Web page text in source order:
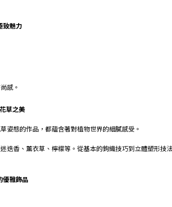
致魅力
感。
草之美
姿態的作品，都蘊含著對植物世界的細膩感受。
香、薰衣草、檸檬等。從基本的鉤織技巧到立體塑形技
優雅飾品